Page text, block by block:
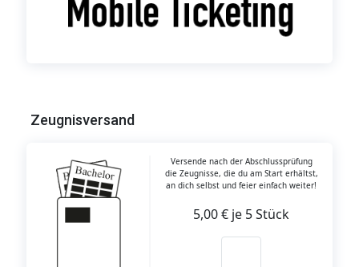
Zeugnisversand
Versende nach der Abschlussprüfung
die Zeugnisse, die du am Start erhältst,
an dich selbst und feier einfach weiter!
5,00 € je 5 Stück